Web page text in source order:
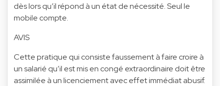
dès lors qu’il répond à un état de nécessité. Seul le
mobile compte.
AVIS
Cette pratique qui consiste faussement à faire croire à
un salarié qu’il est mis en congé extraordinaire doit être
assimilée à un licenciement avec effet immédiat abusif.